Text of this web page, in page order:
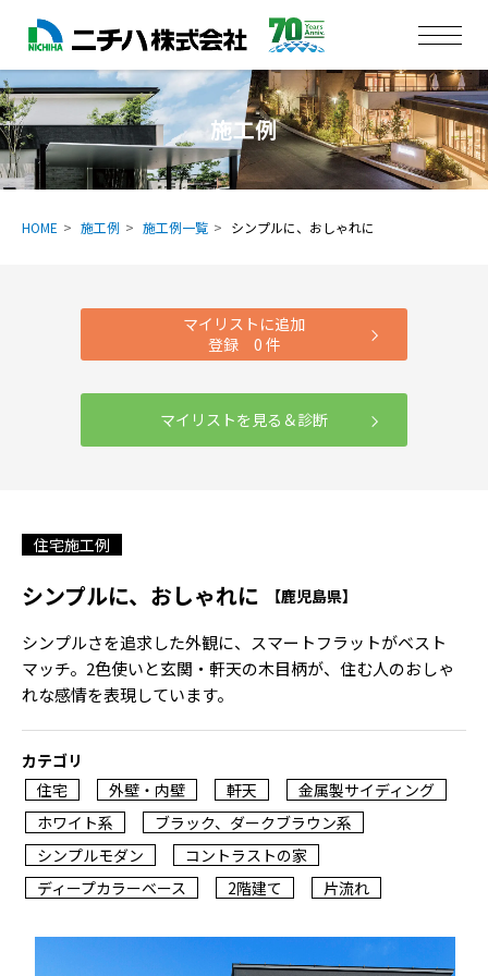
施工例
HOME 施工例 施工例一覧 シンプルに、おしゃれに
マイリストに追加
登録 0 件
マイリストを見る＆診断
住宅施工例
シンプルに、おしゃれに 【鹿児島県】
シンプルさを追求した外観に、スマートフラットがベスト
マッチ。2色使いと玄関・軒天の木目柄が、住む人のおしゃ
れな感情を表現しています。
カテゴリ
住宅
外壁・内壁 軒天
金属製サイディング
ホワイト系
ブラック、ダークブラウン系
シンプルモダン
コントラストの家
ディープカラーベース
2階建て 片流れ